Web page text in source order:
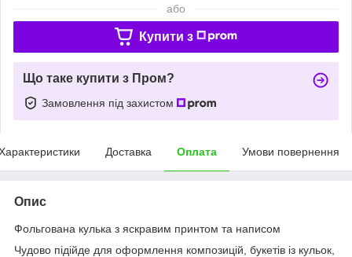
або
Купити з
Що таке купити з Пром?
Замовлення під захистом
Доставка Оплата Умови повернення
Опис
Фольгована кулька з яскравим принтом та написом
Чудово підійде для оформлення композицій, букетів із кульок,